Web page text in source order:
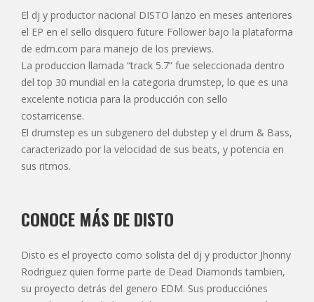
El dj y productor nacional DISTO lanzo en meses anteriores
el EP en el sello disquero future Follower bajo la plataforma
de edm.com para manejo de los previews.
La produccion llamada “track 5.7” fue seleccionada dentro
del top 30 mundial en la categoria drumstep, lo que es una
excelente noticia para la producción con sello
costarricense.
El drumstep es un subgenero del dubstep y el drum & Bass,
caracterizado por la velocidad de sus beats, y potencia en
sus ritmos.
CONOCE MÁS DE DISTO
Disto es el proyecto como solista del dj y productor Jhonny
Rodriguez quien forme parte de Dead Diamonds tambien,
su proyecto detrás del genero EDM. Sus producciónes